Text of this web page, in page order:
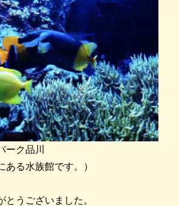
ーク品川
ある水族館です。）
とうございました。